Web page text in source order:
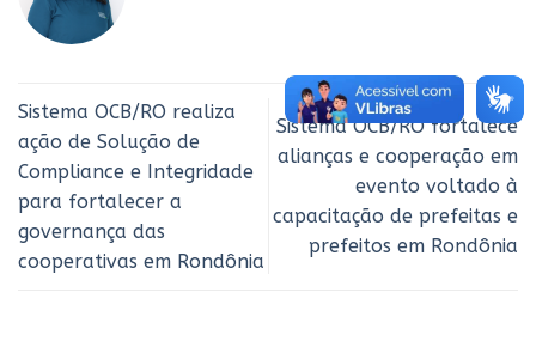
Sistema OCB/RO realiza
ação de Solução de
Compliance e Integridade
para fortalecer a
governança das
cooperativas em Rondônia
Sistema OCB/RO fortalece
alianças e cooperação em
evento voltado à
capacitação de prefeitas e
prefeitos em Rondônia